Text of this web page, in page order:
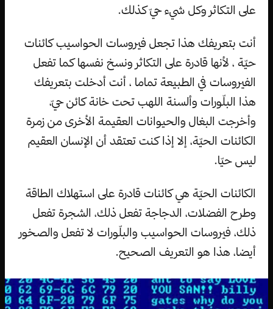
على التكاثر وكل شيء حيّ كذلك.
أنت بتعريفك هذا تجعل فيروسات الحواسيب كائنات
حيّة ، لأنها قادرة على التكاثر ونسخ نفسها كما تفعل
الفيروسات في الطبيعة تماما ، أنت أدخلت بتعريفك
هذا البلّورات وألسنة اللهب تحت خانة كائن حيّ،
وأخرجت البغال والحيوانات العقيمة الأخرى من زمرة
الكائنات الحيّة، إلا إذا كنت تعتقد أن الإنسان العقيم
ليس حيّا.
الكائنات الحيّة هي كائنات قادرة على استهلاك الطاقة
وطرح الفضلات، الدجاجة تفعل ذلك، الشجرة تفعل
ذلك، فيروسات الحواسيب والبلّورات لا تفعل والصخور
أيضا، هذا هو التعريف الصحيح.